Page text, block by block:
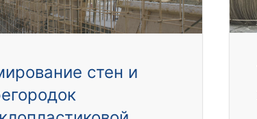
стен и